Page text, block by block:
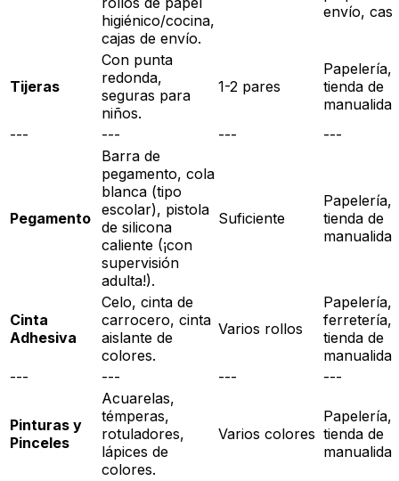
higiénico/cocina,
cajas de envío.
envío,
Tijeras
Con punta
redonda,
seguras para
niños.
1-2 pares
Papelería,
tienda de
---
--- --- ---
Pegamento
Barra de
pegamento, cola
blanca (tipo
escolar), pistola
de silicona
caliente (¡con
supervisión
adulta!).
Suficiente
Papelería,
tienda de
Cinta
Adhesiva
Celo, cinta de
carrocero, cinta
aislante de
colores.
Varios rollos
Papelería,
ferretería,
tienda de
---
--- --- ---
Pinturas y
Pinceles
Acuarelas,
témperas,
rotuladores,
lápices de
colores.
Varios colores
Papelería,
tienda de